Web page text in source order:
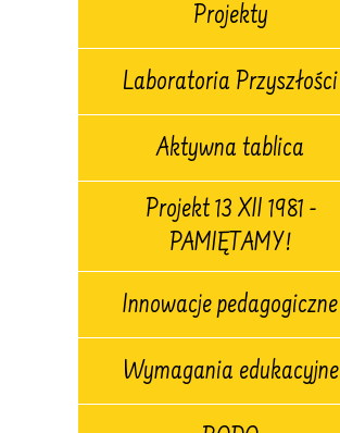
Projekty
Laboratoria Przyszłości
Aktywna tablica
Projekt 13 XII 1981 -
PAMIĘTAMY!
Innowacje pedagogiczne
Wymagania edukacyjne